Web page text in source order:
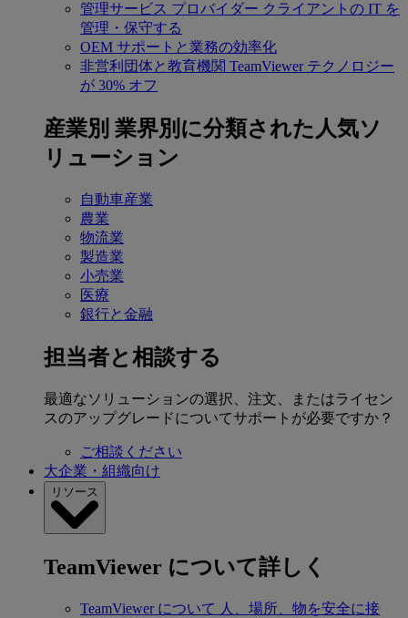
管理サービス プロバイダー クライアントの IT を
管理・保守する
OEM サポートと業務の効率化
非営利団体と教育機関 TeamViewer テクノロジー
が 30% オフ
産業別 業界別に分類された人気ソ
リューション
自動車産業
農業
物流業
製造業
小売業
医療
銀行と金融
担当者と相談する
最適なソリューションの選択、注文、またはライセン
スのアップグレードについてサポートが必要ですか？
ご相談ください
大企業・組織向け
リソース
TeamViewer について詳しく
TeamViewer について 人、場所、物を安全に接